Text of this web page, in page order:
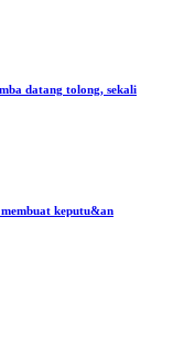
datang tolong, sekali
keputu&an